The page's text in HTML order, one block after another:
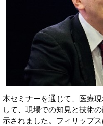
本セミナーを通じて、医療
して、現場での知見と技術
示されました。フィリップ